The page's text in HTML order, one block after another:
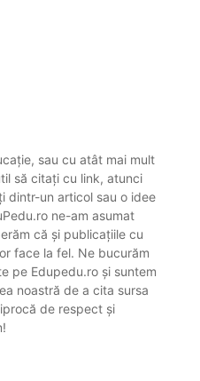
sau cu atât mai mult
să citați cu link, atunci
dintr-un articol sau o idee
ne-am asumat
că și publicațiile cu
face la fel. Ne bucurăm
pe Edupedu.ro și suntem
noastră de a cita sursa
de respect și